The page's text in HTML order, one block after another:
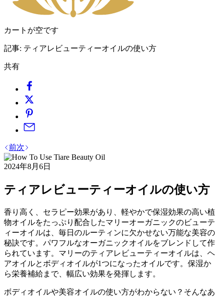
カートが空です
記事: ティアレビューティーオイルの使い方
共有
前次
2024年8月6日
ティアレビューティーオイルの使い方
香り高く、セラピー効果があり、軽やかで保湿効果の高い植
物オイルをたっぷり配合したマリーオーガニックのビューテ
ィーオイルは、毎日のルーティンに欠かせない万能な美容の
秘訣です。パワフルなオーガニックオイルをブレンドして作
られています。マリーのティアレビューティーオイルは、ヘ
アオイルとボディオイルが1つになったオイルです。保湿か
ら栄養補給まで、幅広い効果を発揮します。
ボディオイルや美容オイルの使い方がわからない？そんなあ